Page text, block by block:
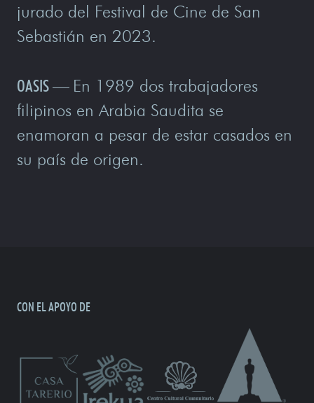
jurado del Festival de Cine de San
Sebastián en 2023.
OASIS— En 1989 dos trabajadores
filipinos en Arabia Saudita se
enamoran a pesar de estar casados en
su país de origen.
CON EL APOYO DE